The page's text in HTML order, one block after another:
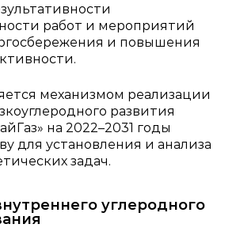
работ и мероприятий
и повышения
механизмом реализации
развития
на 2022–2031 годы
для установления и анализа
задач.
углеродного